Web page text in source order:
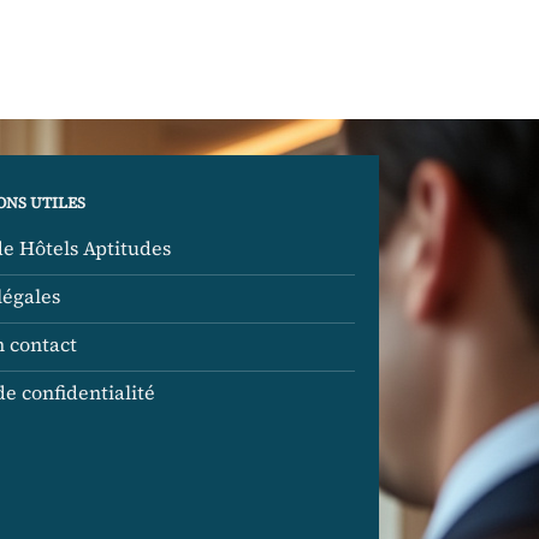
UTILES
Hôtels Aptitudes
contact
confidentialité